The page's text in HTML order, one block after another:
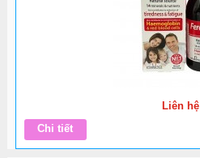
Liên hệ
Chi tiết